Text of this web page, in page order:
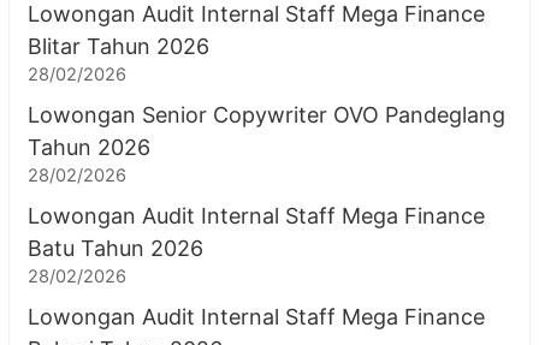
Lowongan Audit Internal Staff Mega Finance
Blitar Tahun 2026
28/02/2026
Lowongan Senior Copywriter OVO Pandeglang
Tahun 2026
28/02/2026
Lowongan Audit Internal Staff Mega Finance
Batu Tahun 2026
28/02/2026
Lowongan Audit Internal Staff Mega Finance